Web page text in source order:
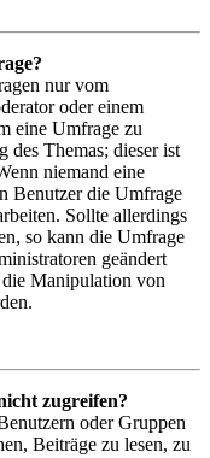
nur vom
oder einem
eine Umfrage zu
des Themas; dieser ist
niemand eine
Benutzer die Umfrage
Sollte allerdings
so kann die Umfrage
geändert
Manipulation von
zugreifen?
oder Gruppen
Beiträge zu lesen, zu